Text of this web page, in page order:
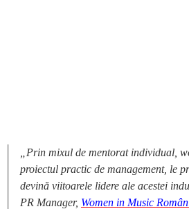
„Prin mixul de mentorat individual,
proiectul practic de management, le
devină viitoarele lidere ale acestei
PR Manager, Women in Music